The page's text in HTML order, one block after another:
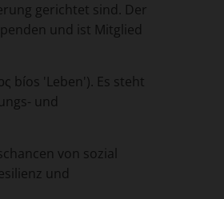
gerichtet sind. Der
und ist Mitglied
bíos 'Leben'). Es steht
und
von sozial
und